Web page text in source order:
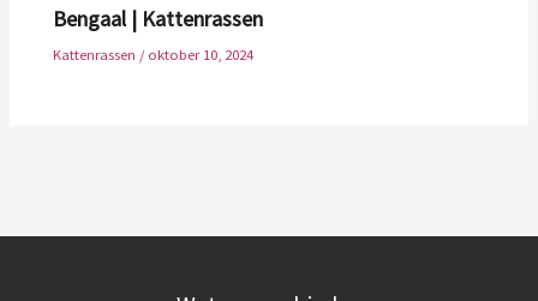
Bengaal | Kattenrassen
Kattenrassen /oktober 10, 2024